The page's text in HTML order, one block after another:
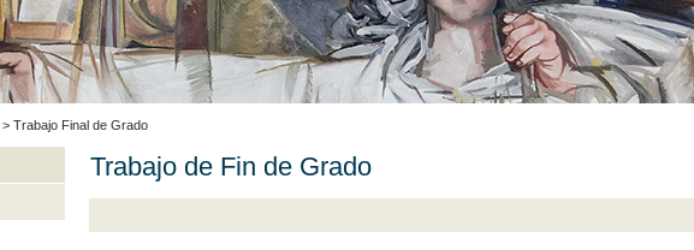
> Trabajo Final de Grado
Trabajo de Fin de Grado